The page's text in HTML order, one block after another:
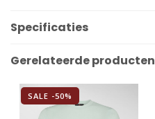
Specificaties
Gerelateerde producten
SALE -50%